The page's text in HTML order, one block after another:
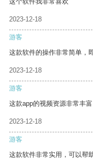
2023-12-18
游客
这款软件的操作非常简单，
2023-12-18
游客
这款app的视频资源非常丰
2023-12-18
游客
这款软件非常实用，可以帮